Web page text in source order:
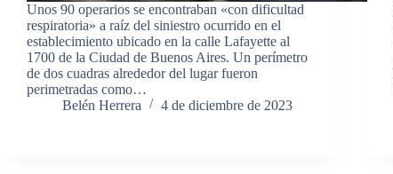
Unos 90 operarios se encontraban «con dificultad
respiratoria» a raíz del siniestro ocurrido en el
establecimiento ubicado en la calle Lafayette al
1700 de la Ciudad de Buenos Aires. Un perímetro
de dos cuadras alrededor del lugar fueron
perimetradas como…
Belén Herrera
4 de diciembre de 2023